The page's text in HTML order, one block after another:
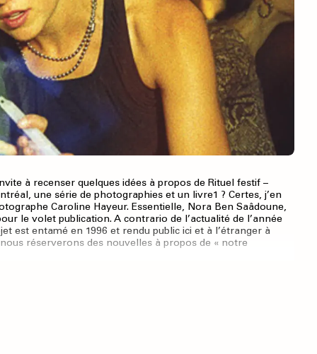
à recenser quelques idées à propos de Rituel festif –
une série de photographies et un livre1 ? Certes, j’en
Caroline Hayeur. Essentielle, Nora Ben Saâdoune,
le volet publication. A contrario de l’actualité de l’année
est entamé en 1996 et rendu public ici et à l’étranger à
réserverons des nouvelles à propos de « notre